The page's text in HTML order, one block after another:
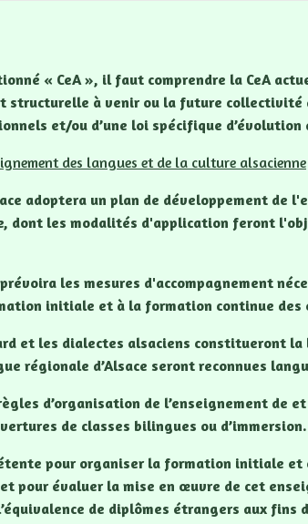
« CeA », il faut comprendre la CeA
à venir ou la future collectivité
et/ou d’une loi spécifique
des langues et de la culture alsacienne
adoptera un plan de développement de
dont les modalités d'application feront
les mesures d'accompagnement
initiale et à la formation continue des
et les dialectes alsaciens constitueront la
régionale d’Alsace seront reconnues
d’organisation de l’enseignement de
de classes bilingues ou d’immersion.
pour organiser la formation initiale
pour évaluer la mise en œuvre de cet
de diplômes étrangers aux fins